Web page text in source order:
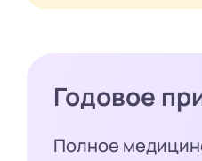
Годовое
Полное